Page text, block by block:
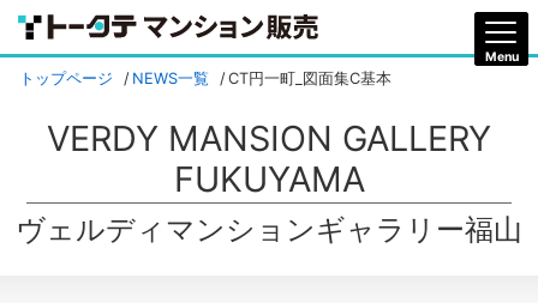
トップページ NEWS一覧 CT円一町_図面集C基本
ヴェルディマンションギャラリー福山
VERDY MANSION GALLERY
FUKUYAMA